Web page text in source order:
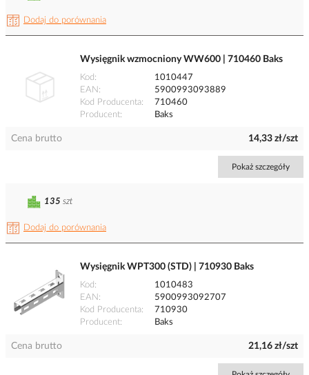
Dodaj do porównania
Wysięgnik wzmocniony WW600 | 710460 Baks
Kod
1010447
EAN
5900993093889
Kod Producenta
710460
Producent
Baks
Cena brutto 14,33 zł/szt
Pokaż szczegóły
Dodaj do porównania
135 szt
Wysięgnik WPT300 (STD) | 710930 Baks
Kod
1010483
EAN
5900993092707
Kod Producenta
710930
Producent
Baks
Cena brutto 21,16 zł/szt